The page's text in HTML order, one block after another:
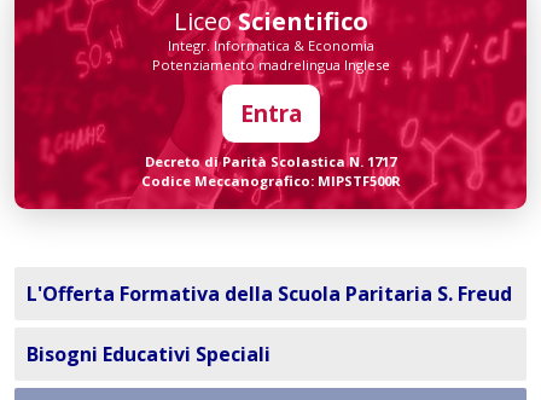
LiceoScientifico
Integr. Informatica & Economia
Potenziamento madrelingua Inglese
Entra
Decreto di Parità Scolastica N. 1717
Codice Meccanografico: MIPSTF500R
L'Offerta Formativa della Scuola Paritaria S. Freud
Bisogni Educativi Speciali